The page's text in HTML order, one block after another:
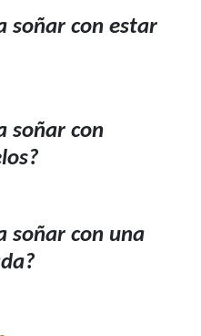
soñar con estar
soñar con
soñar con una